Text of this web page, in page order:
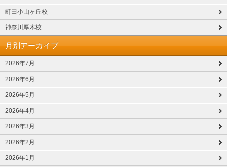
町田小山ヶ丘校
神奈川厚木校
月別アーカイブ
2026年7月
2026年6月
2026年5月
2026年4月
2026年3月
2026年2月
2026年1月